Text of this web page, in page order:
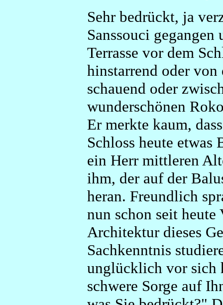
Sehr bedrückt, ja
Sanssouci
Terrasse vor dem
hinstarrend oder
schauend oder
wunderschönen
Er merkte kaum,
Schloss heute etwas
ein Herr mittleren
ihm, der auf der
heran. Freundlich
nun schon seit
Architektur dieses
Sachkenntnis
unglücklich vor sich
schwere Sorge auf